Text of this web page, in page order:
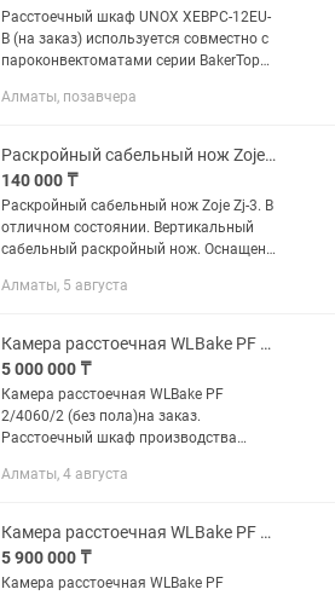
Расстоечный шкаф UNOX XEBPC-12EU-
B (на заказ) используется совместно с
пароконвектоматами серии BakerTop
моделей с тележками) на
питания...
Алматы, позавчера
Раскройный сабельный нож Zoje zj-3
140 000 ₸
Раскройный сабельный нож Zoje Zj-3. В
отличном состоянии. Вертикальный
сабельный раскройный нож. Оснащен
ленточным заточным устройством.
Алматы, 5 августа
Камера расстоечная WLBake PF 2/4060/2 (без пола)
5 000 000 ₸
Камера расстоечная WLBake PF
2/4060/2 (без пола)на заказ.
Расстоечный шкаф производства
кондитерских цехах для производства
Алматы, 4 августа
Камера расстоечная WLBake PF 2/6080/1 (без пола)
5 900 000 ₸
Камера расстоечная WLBake PF